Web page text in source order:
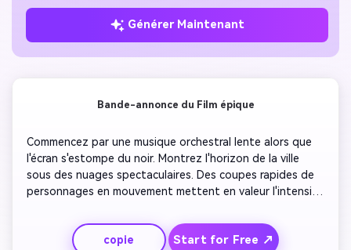
Générer Maintenant
Bande-annonce du Film épique
Commencez par une musique orchestral lente alors que
l'écran s'estompe du noir. Montrez l'horizon de la ville
sous des nuages spectaculaires. Des coupes rapides de
personnages en mouvement mettent en valeur l'intensité
synchronisation avec le rythme. Superposez le texte du
titre en gras qui résonne avec l'ambiance d'un
copie Start for Free ↗